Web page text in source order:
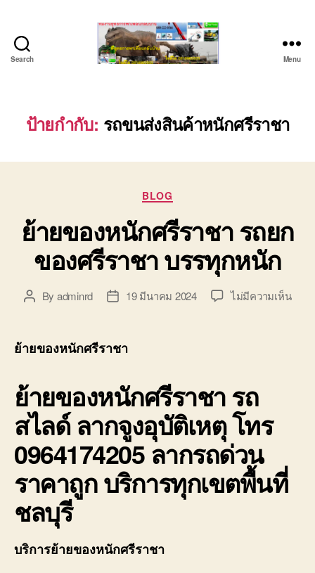
Search
ยก
ของ
ติดต่อ
0640711613,
Menu
ป้ายกำกับ: รถขนส่งสินค้าหนักศรีราชา
Categories
BLOG
ย้ายของหนักศรีราชา รถยก
ของศรีราชา บรรทุกหนัก
PostBy adminrd
Post19 มีนาคม 2024 ไม่มีความเห็นบน
ย้ายของหนักศรีราชา
ย้ายของหนักศรีราชารถ
สไลด์ ลากจูงอุบัติเหตุ โทร
0964174205 ลากรถด่วน
ราคาถูก บริการทุกเขตพื้นที่
ชลบุรี
บริการย้ายของหนักศรีราชา